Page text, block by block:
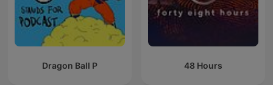
Dragon Ball P 48 Hours